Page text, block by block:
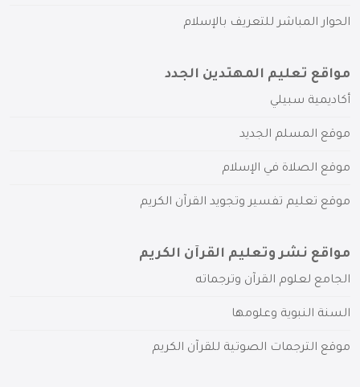
الحوار المباشر للتعريف بالإسلام
مواقع تعليم المهتدين الجدد
أكاديمية سبيلي
موقع المسلم الجديد
موقع الصلاة في الإسلام
موقع تعليم تفسير وتجويد القرآن الكريم
مواقع نشر وتعليم القرآن الكريم
الجامع لعلوم القرآن وترجماته
السنة النبوية وعلومها
موقع الترجمات الصوتية للقرآن الكريم